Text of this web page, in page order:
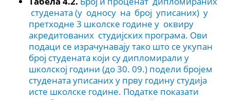
студената (у односу на број уписаних) у
претходне 3 школске године у оквиру
акредитованих студијских програма. Ови
подаци се израчунавају тако што се укупан
број студената који су дипломирали у
школској години (до 30. 09.) подели бројем
студената уписаних у прву годину студија
исте школске године. Податке показати